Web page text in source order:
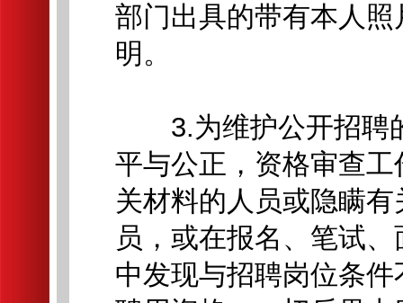
部门出具的带有本人
明。
3.为维护公开招聘
平与公正，资格审查
关材料的人员或隐瞒
员，或在报名、笔试
中发现与招聘岗位条